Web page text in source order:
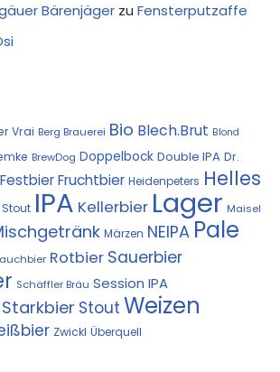
Bärenjäger zu Fensterputzaffe
Vrai Berg Brauerei Bio Blech.Brut Blond
BrewDog Doppelbock Double IPA Dr.
FestbierFruchtbier Heidenpeters Helles
IPA Kellerbier Lager Maisel
Märzen NEIPA Pale
Rotbier Sauerbier
Schäffler Bräu Session IPA
Starkbier Stout Weizen
Zwickl Überquell